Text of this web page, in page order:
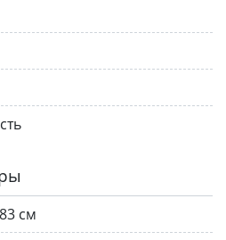
83 см